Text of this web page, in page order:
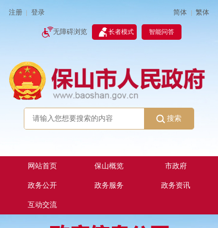
注册 登录 简体 | 繁体
无障碍浏览 长者模式 智能问答
搜索
网站首页 保山概览 市政府
政务公开 政务服务 政务资讯
互动交流